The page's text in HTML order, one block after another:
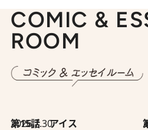
COMIC &
ROOM
2026.7.30
第15話 アイス